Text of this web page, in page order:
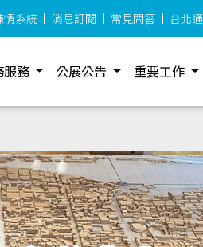
情系統 消息訂閱 常見問答 台北通
服務 公展公告 重要工作